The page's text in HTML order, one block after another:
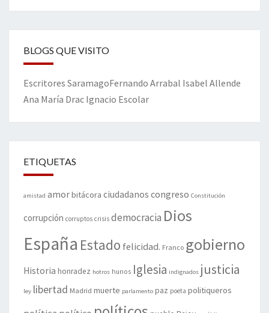
BLOGS QUE VISITO
Escritores SaramagoFernando Arrabal Isabel Allende
Ana María Drac Ignacio Escolar
ETIQUETAS
amistad amorbitácora ciudadanos congreso Constitución
corrupción corruptos crisis democracia Dios
España Estado felicidad. Franco gobierno
Historia honradez hotros hunos Iglesia indignados justicia
ley libertad Madrid muerte parlamento paz poeta politiqueros